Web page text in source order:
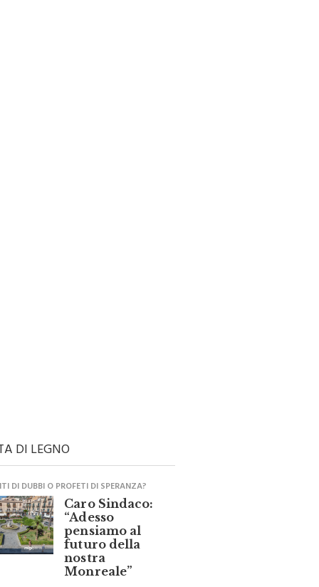
DI LEGNO
DI DUBBI O PROFETI DI SPERANZA?
Caro Sindaco:
“Adesso
pensiamo al
futuro della
nostra
Monreale”